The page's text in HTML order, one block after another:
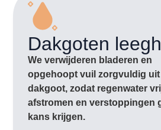
Dakgoten
We verwijderen bladeren en
opgehoopt vuil zorgvuldig uit
dakgoot, zodat regenwater
afstromen en verstoppingen
kans krijgen.